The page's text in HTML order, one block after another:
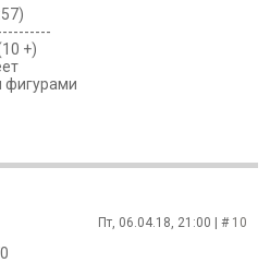
+)
фигурами
Пт, 06.04.18, 21:00 | # 10